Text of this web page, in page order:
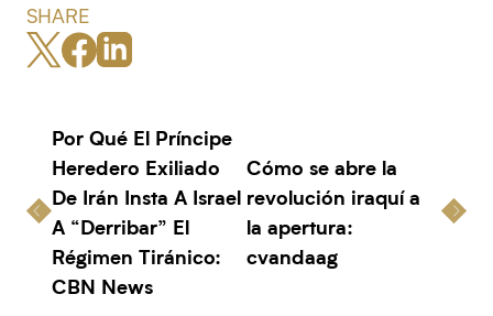
SHARE
Por Qué El Príncipe
Heredero Exiliado
De Irán Insta A Israel
A “Derribar” El
Régimen Tiránico:
CBN News
Cómo se abre la
revolución iraquí a
la apertura:
cvandaag